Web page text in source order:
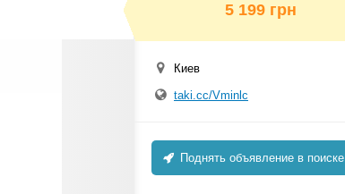
5 199 грн
Киев
taki.cc/Vminlc
Поднять объявление в поиске